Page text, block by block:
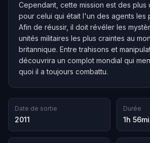
Cependant, cette mission est des plus
pour celui qui était l'un des agents les
Afin de réussir, il doit révéler les
unités militaires les plus craintes au
britannique. Entre trahisons et
découvrira un complot mondial qui
quoi il a toujours combattu.
Date de sortie
2011
Durée
1h